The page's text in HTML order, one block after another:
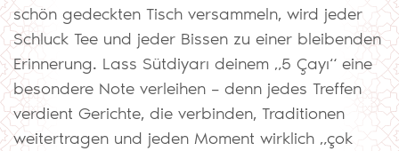
schön gedeckten Tisch versammeln, wird jeder
Schluck Tee und jeder Bissen zu einer bleibenden
Erinnerung. Lass Sütdiyarı deinem „5 Çayı“ eine
besondere Note verleihen – denn jedes Treffen
verdient Gerichte, die verbinden, Traditionen
weitertragen und jeden Moment wirklich „çok